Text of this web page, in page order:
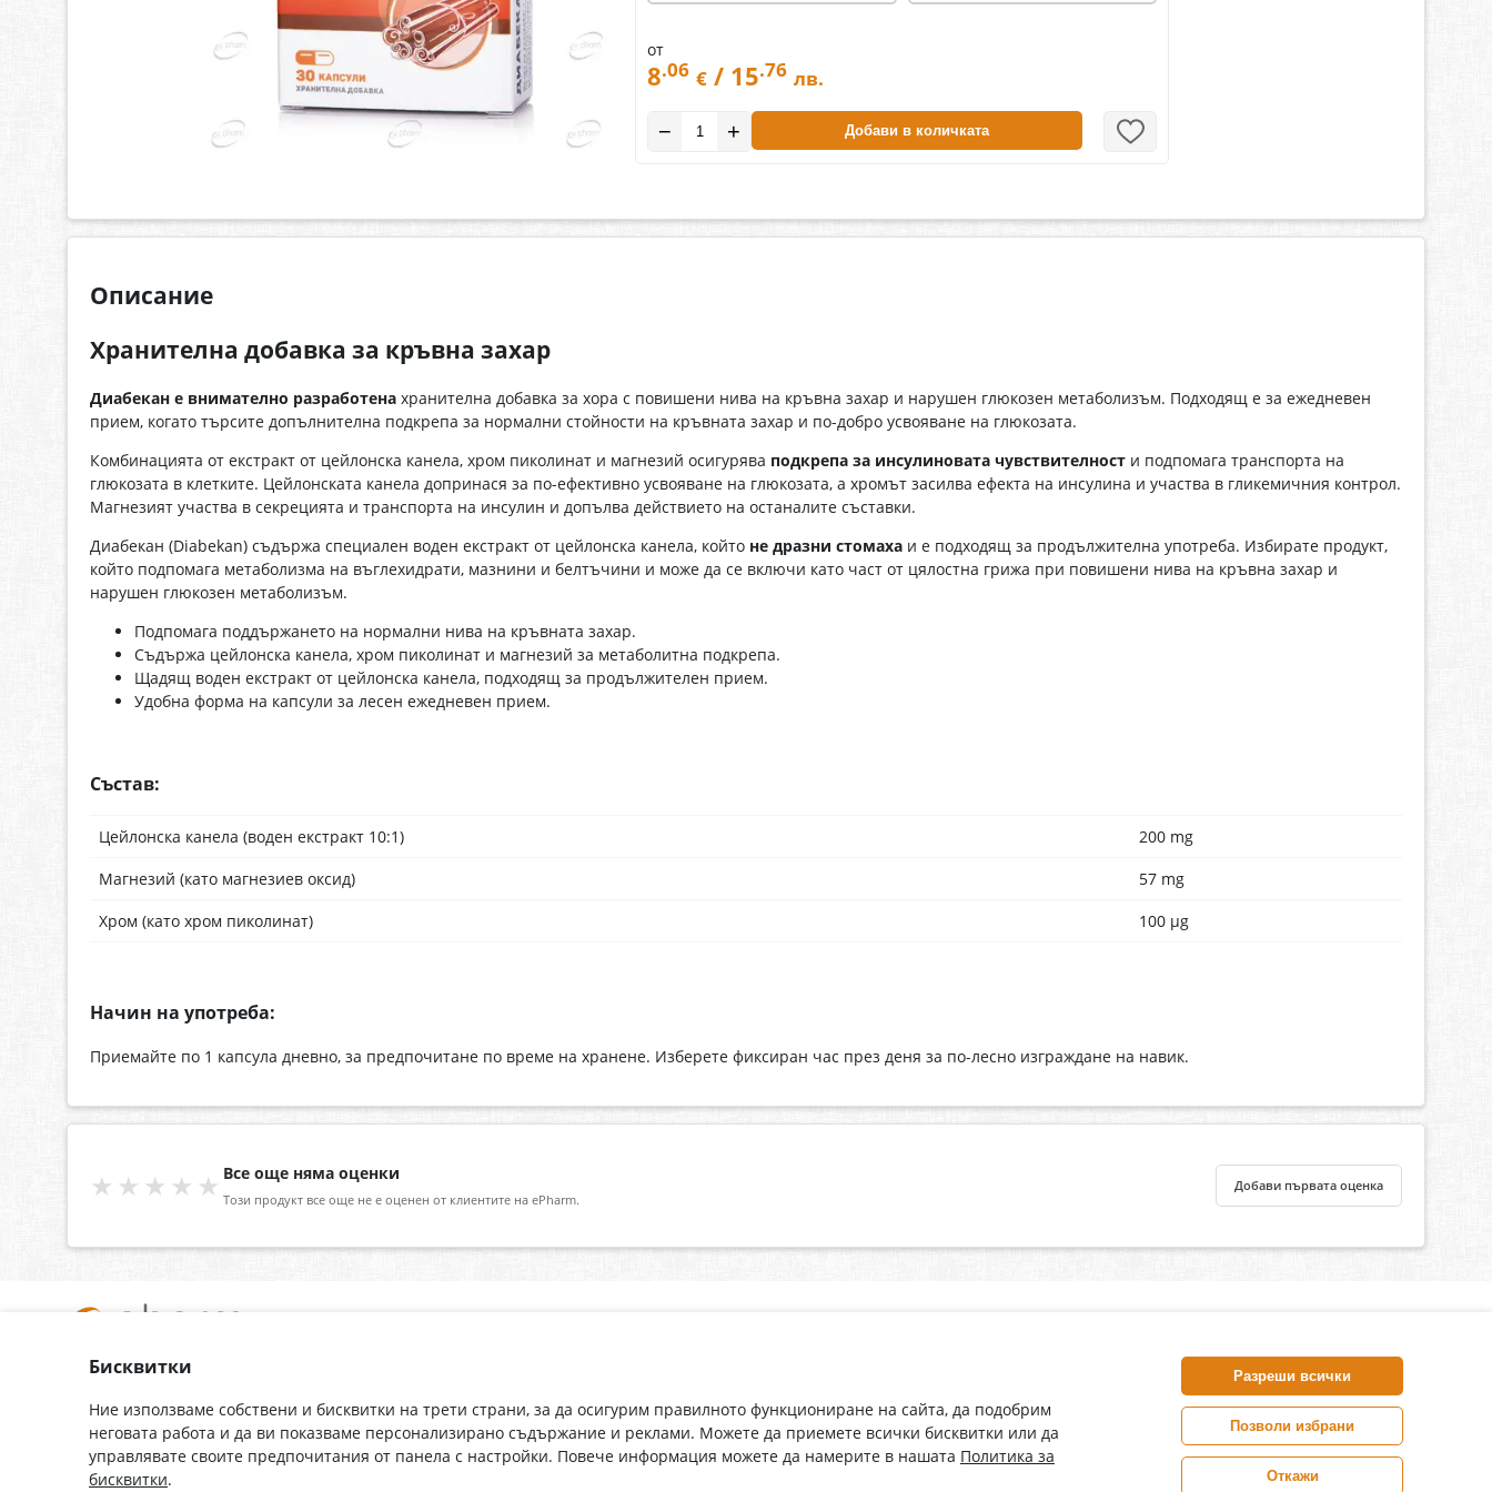
от
8.06 € / 15.76 лв.
− + Добави в количката
Описание
Хранителна добавка за кръвна захар
Диабекан е внимателно разработена хранителна добавка за хора с повишени нива на кръвна захар и нарушен глюкозен метаболизъм. Подходящ е за ежедневен
прием, когато търсите допълнителна подкрепа за нормални стойности на кръвната захар и по-добро усвояване на глюкозата.
Комбинацията от екстракт от цейлонска канела, хром пиколинат и магнезий осигурява подкрепа за инсулиновата чувствителност и подпомага транспорта на
глюкозата в клетките. Цейлонската канела допринася за по-ефективно усвояване на глюкозата, а хромът засилва ефекта на инсулина и участва в гликемичния контрол.
Магнезият участва в секрецията и транспорта на инсулин и допълва действието на останалите съставки.
Диабекан (Diabekan) съдържа специален воден екстракт от цейлонска канела, който не дразни стомаха и е подходящ за продължителна употреба. Избирате продукт,
който подпомага метаболизма на въглехидрати, мазнини и белтъчини и може да се включи като част от цялостна грижа при повишени нива на кръвна захар и
нарушен глюкозен метаболизъм.
Подпомага поддържането на нормални нива на кръвната захар.
Съдържа цейлонска канела, хром пиколинат и магнезий за метаболитна подкрепа.
Щадящ воден екстракт от цейлонска канела, подходящ за продължителен прием.
Удобна форма на капсули за лесен ежедневен прием.
Състав:
Цейлонска канела (воден екстракт 10:1)
200 mg
Магнезий (като магнезиев оксид)
57 mg
Хром (като хром пиколинат)
100 μg
Начин на употреба:
Приемайте по 1 капсула дневно, за предпочитане по време на хранене. Изберете фиксиран час през деня за по-лесно изграждане на навик.
★★★★★ Все още няма оценки
Този продукт все още не е оценен от клиентите на ePharm.
Добави първата оценка
За нас
Контакти
Полезни връзки
Лични данни
Доставка
Гаранция
Плащане
Как да поръчам
С абонамента се съгласявам сПолитиката за лични данни .
ePharm.bg е лицензирана онлайн аптека и част от аптеки
„Ванчева“, които повече от 30 години се грижат за здравето на
своите пациенти.
ePharm е лицензирана онлайн аптека от
Изпълнителна Агенция по Лекарствата
Бисквитки
Ние използваме собствени и бисквитки на трети страни, за да осигурим правилното функциониране на сайта, да подобрим
неговата работа и да ви показваме персонализирано съдържание и реклами. Можете да приемете всички бисквитки или да
управлявате своите предпочитания от панела с настройки. Повече информация можете да намерите в нашата Политика за
бисквитки.
Разреши всички
Позволи избрани
Откажи